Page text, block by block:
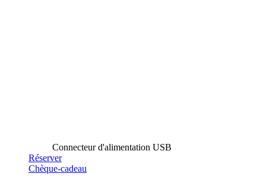
Connecteur d'alimentation USB
Réserver
Chèque-cadeau